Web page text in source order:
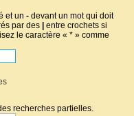
et un - devant un mot qui doit
par des | entre crochets si
le caractère « * » comme
recherches partielles.